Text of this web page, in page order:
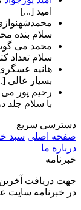
امید [...]
سلام بنده
محمد می
سلام تعداد کتاب۶در سایت زیاد
هانیه
بسیار عالی
رحیم پور می
با سلام
دسترسی سریع
صفحه اصلی سبد
درباره ما
خبرنامه
جهت دریافت آخرین
در خبرنامه سایت